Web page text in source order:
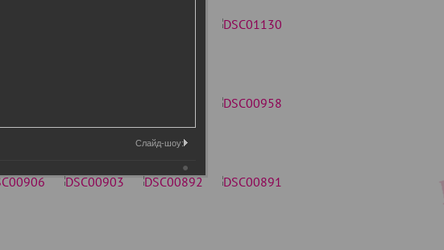
Слайд-шоу: